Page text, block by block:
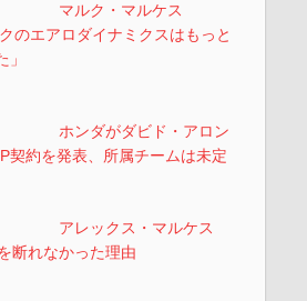
マルク・マルケス
のエアロダイナミクスはもっと
ホンダがダビド・アロン
契約を発表、所属チームは未定
アレックス・マルケス
断れなかった理由